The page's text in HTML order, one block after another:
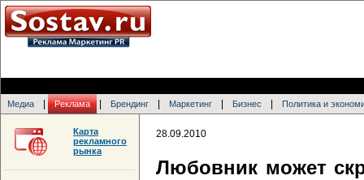
Медиа Реклама Брендинг Маркетинг Бизнес Политика и
28.09.2010
Любовник может
Карта
рекламного
рынка